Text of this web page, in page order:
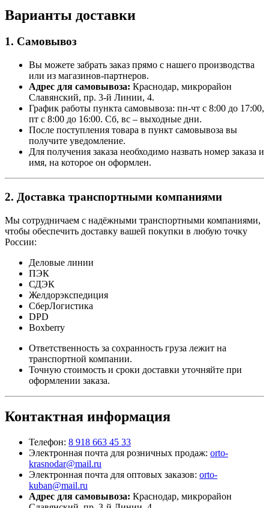
Варианты доставки
1. Самовывоз
Вы можете забрать заказ прямо с нашего производства
или из магазинов-партнеров.
Адрес для самовывоза: Краснодар, микрорайон
Славянский, пр. 3-й Линии, 4.
График работы пункта самовывоза: пн-чт с 8:00 до 17:00,
пт с 8:00 до 16:00. Сб, вс – выходные дни.
После поступления товара в пункт самовывоза вы
получите уведомление.
Для получения заказа необходимо назвать номер заказа и
имя, на которое он оформлен.
2. Доставка транспортными компаниями
Мы сотрудничаем с надёжными транспортными компаниями,
чтобы обеспечить доставку вашей покупки в любую точку
России:
Деловые линии
ПЭК
СДЭК
Желдорэкспедиция
СберЛогистика
DPD
Boxberry
Ответственность за сохранность груза лежит на
транспортной компании.
Точную стоимость и сроки доставки уточняйте при
оформлении заказа.
Контактная информация
Телефон: 8 918 663 45 33
Электронная почта для розничных продаж: orto-
krasnodar@mail.ru
Электронная почта для оптовых заказов: orto-
kuban@mail.ru
Адрес для самовывоза: Краснодар, микрорайон